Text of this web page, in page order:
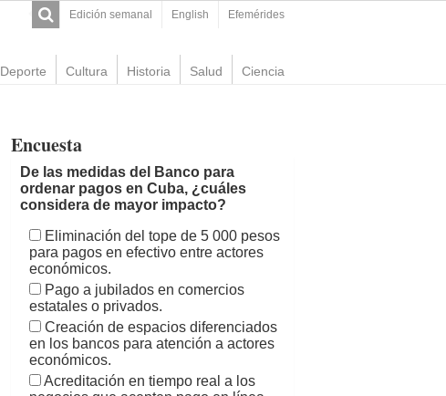
Edición semanal English Efemérides
Deporte Cultura Historia Salud Ciencia
Encuesta
De las medidas del Banco para
ordenar pagos en Cuba, ¿cuáles
considera de mayor impacto?
Eliminación del tope de 5 000 pesos
para pagos en efectivo entre actores
económicos.
Pago a jubilados en comercios
estatales o privados.
Creación de espacios diferenciados
en los bancos para atención a actores
económicos.
Acreditación en tiempo real a los